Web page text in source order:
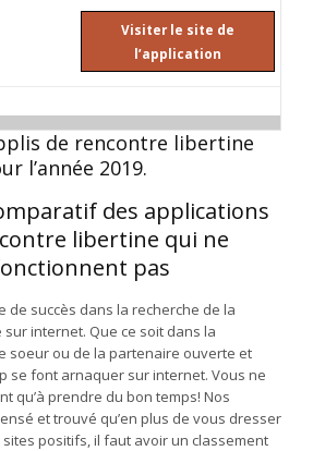
Visiter le site de
l’application
de rencontre libertine
l’année 2019.
des applications
libertine qui ne
pas
de succès dans la recherche de la
internet. Que ce soit dans la
soeur ou de la partenaire ouverte et
se font arnaquer sur internet. Vous ne
qu’à prendre du bon temps! Nos
et trouvé qu’en plus de vous dresser
positifs, il faut avoir un classement